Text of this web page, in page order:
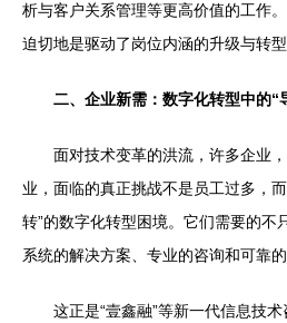
析与客户关系管理等更高价值的工作
迫切地是驱动了岗位内涵的升级与转型
二、企业新需：数字化转型中的“
面对技术变革的洪流，许多企业
业，面临的真正挑战不是员工过多，
转”的数字化转型困境。它们需要的不
系统的解决方案、专业的咨询和可靠的
这正是“壹鑫融”等新一代信息技